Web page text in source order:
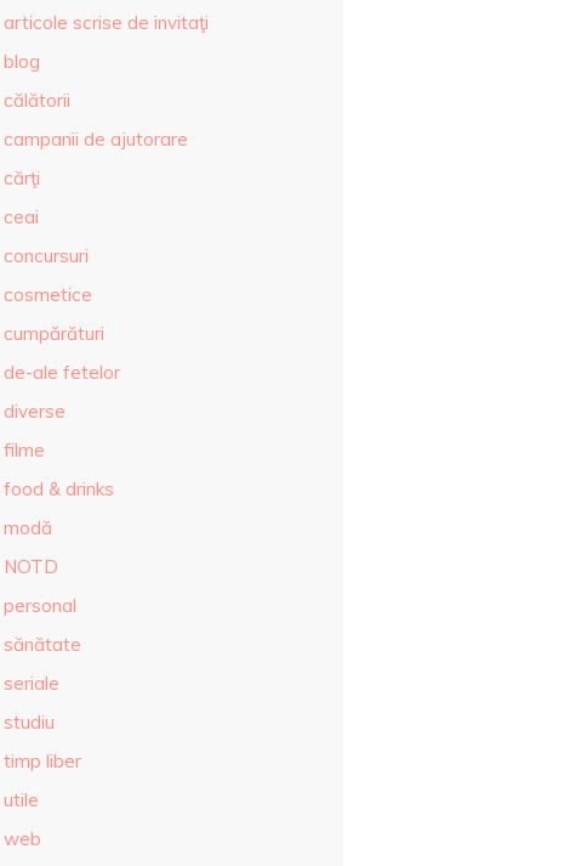
articole scrise de invitaţi
blog
călătorii
campanii de ajutorare
cărţi
ceai
concursuri
cosmetice
cumpărături
de-ale fetelor
diverse
filme
food & drinks
modă
NOTD
personal
sănătate
seriale
studiu
timp liber
utile
web